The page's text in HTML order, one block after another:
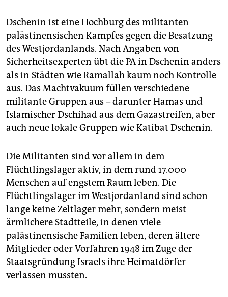
Dschenin ist eine Hochburg des militanten
palästinensischen Kampfes gegen die Besatzung
des Westjordanlands. Nach Angaben von
Sicherheitsexperten übt die PA in Dschenin anders
als in Städten wie Ramallah kaum noch Kontrolle
aus. Das Machtvakuum füllen verschiedene
militante Gruppen aus – darunter Hamas und
Islamischer Dschihad aus dem Gazastreifen, aber
auch neue lokale Gruppen wie Katibat Dschenin.
Die Militanten sind vor allem in dem
Flüchtlingslager aktiv, in dem rund 17.000
Menschen auf engstem Raum leben. Die
Flüchtlingslager im Westjordanland sind schon
lange keine Zeltlager mehr, sondern meist
ärmlichere Stadtteile, in denen viele
palästinensische Familien leben, deren ältere
Mitglieder oder Vorfahren 1948 im Zuge der
Staatsgründung Israels ihre Heimatdörfer
verlassen mussten.